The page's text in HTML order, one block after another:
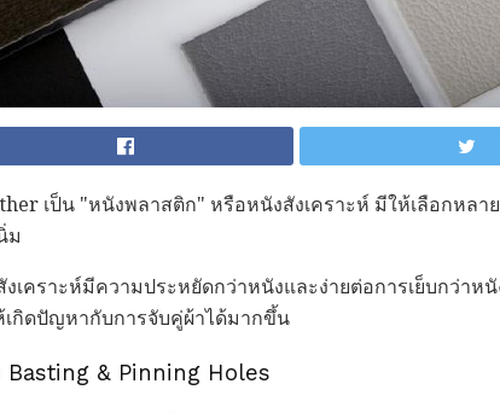
เป็น "หนังพลาสติก" หรือหนังสังเคราะห์ มีให้เลือกหล
ม
งเคราะห์มีความประหยัดกว่าหนังและง่ายต่อการเย็บกว่า
เกิดปัญหากับการจับคู่ผ้าได้มากขึ้น
Basting & Pinning Holes